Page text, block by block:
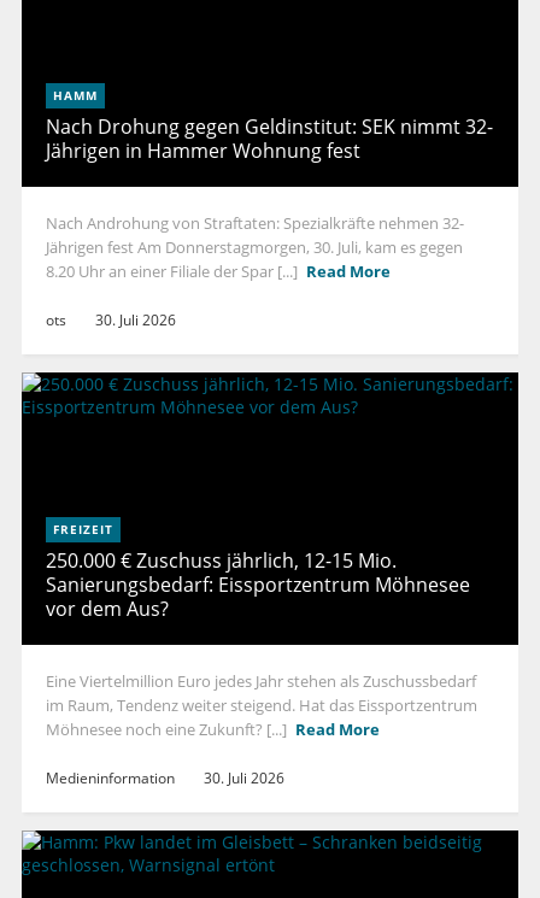
HAMM
Nach Drohung gegen Geldinstitut: SEK nimmt 32-
Jährigen in Hammer Wohnung fest
Nach Androhung von Straftaten: Spezialkräfte nehmen 32-
Jährigen fest Am Donnerstagmorgen, 30. Juli, kam es gegen
8.20 Uhr an einer Filiale der Spar [...] Read More
ots 30. Juli 2026
FREIZEIT
250.000 € Zuschuss jährlich, 12-15 Mio.
Sanierungsbedarf: Eissportzentrum Möhnesee
vor dem Aus?
Eine Viertelmillion Euro jedes Jahr stehen als Zuschussbedarf
im Raum, Tendenz weiter steigend. Hat das Eissportzentrum
Möhnesee noch eine Zukunft? [...] Read More
Medieninformation 30. Juli 2026